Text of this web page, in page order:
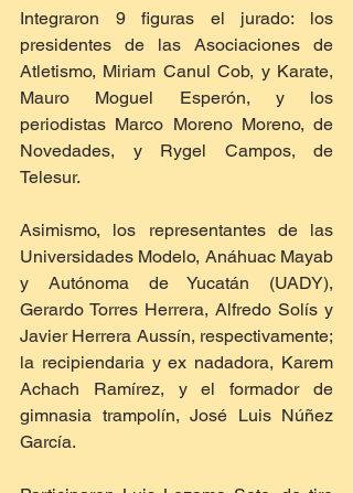
Integraron 9 figuras el jurado: los
presidentes de las Asociaciones de
Atletismo, Miriam Canul Cob, y Karate,
Mauro Moguel Esperón, y los
periodistas Marco Moreno Moreno, de
Novedades, y Rygel Campos, de
Telesur.
Asimismo, los representantes de las
Universidades Modelo, Anáhuac Mayab
y Autónoma de Yucatán (UADY),
Gerardo Torres Herrera, Alfredo Solís y
Javier Herrera Aussín, respectivamente;
la recipiendaria y ex nadadora, Karem
Achach Ramírez, y el formador de
gimnasia trampolín, José Luis Núñez
García.